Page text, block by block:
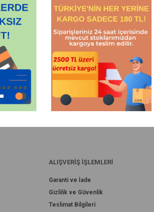
ALIŞVERİŞ İŞLEMLERİ
Garanti ve İade
Gizlilik ve Güvenlik
Teslimat Bilgileri